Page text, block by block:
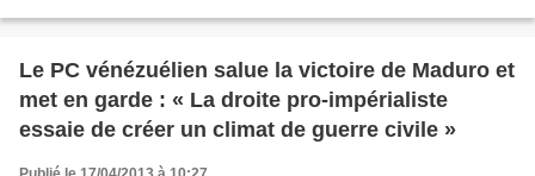
Le PC vénézuélien salue la victoire de Maduro et
met en garde : « La droite pro-impérialiste
essaie de créer un climat de guerre civile »